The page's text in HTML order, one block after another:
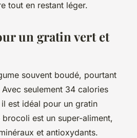
tout en restant léger.
un gratin vert et
souvent boudé, pourtant
seulement 34 calories
est idéal pour un gratin
est un super-aliment,
et antioxydants.